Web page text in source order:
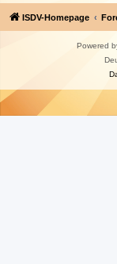
ISDV-Homepage
Powered